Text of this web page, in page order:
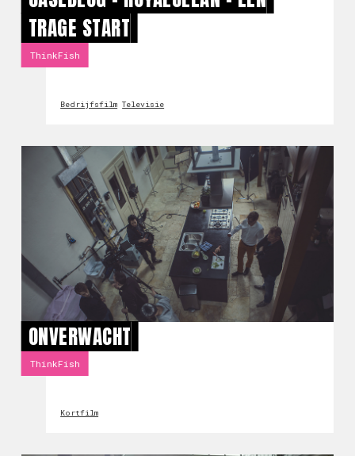
TRAGE START
ThinkFish
Bedrijfsfilm Televisie
ONVERWACHT
ThinkFish
Kortfilm